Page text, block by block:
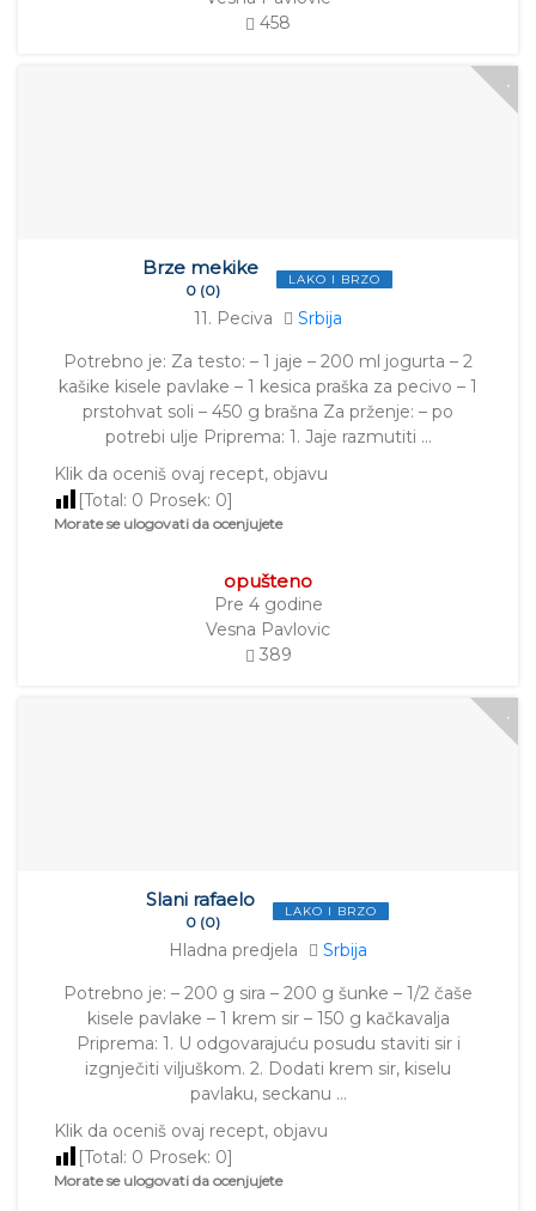
458
Brze mekike
0 (0)
LAKO I BRZO
11. Peciva
Srbija
Potrebno je: Za testo: – 1 jaje – 200 ml jogurta – 2
kašike kisele pavlake – 1 kesica praška za pecivo – 1
prstohvat soli – 450 g brašna Za prženje: – po
potrebi ulje Priprema: 1. Jaje razmutiti …
Klik da oceniš ovaj recept, objavu
[Total: 0 Prosek: 0]
Morate se ulogovati da ocenjujete
opušteno
Pre 4 godine
Vesna Pavlovic
389
Slani rafaelo
0 (0)
LAKO I BRZO
Hladna predjela
Srbija
Potrebno je: – 200 g sira – 200 g šunke – 1/2 čaše
kisele pavlake – 1 krem sir – 150 g kačkavalja
Priprema: 1. U odgovarajuću posudu staviti sir i
izgnječiti viljuškom. 2. Dodati krem sir, kiselu
pavlaku, seckanu …
Klik da oceniš ovaj recept, objavu
[Total: 0 Prosek: 0]
Morate se ulogovati da ocenjujete